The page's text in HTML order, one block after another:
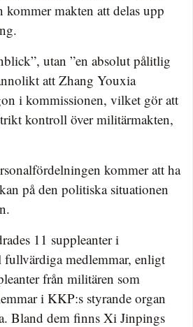
makten att delas upp
utan ”en absolut pålitlig
att Zhang Youxia
i kommissionen, vilket gör att
kontroll över militärmakten,
kommer att ha
på den politiska situationen
11 suppleanter i
medlemmar, enligt
från militären som
i KKP:s styrande organ
Bland dem finns Xi Jinpings